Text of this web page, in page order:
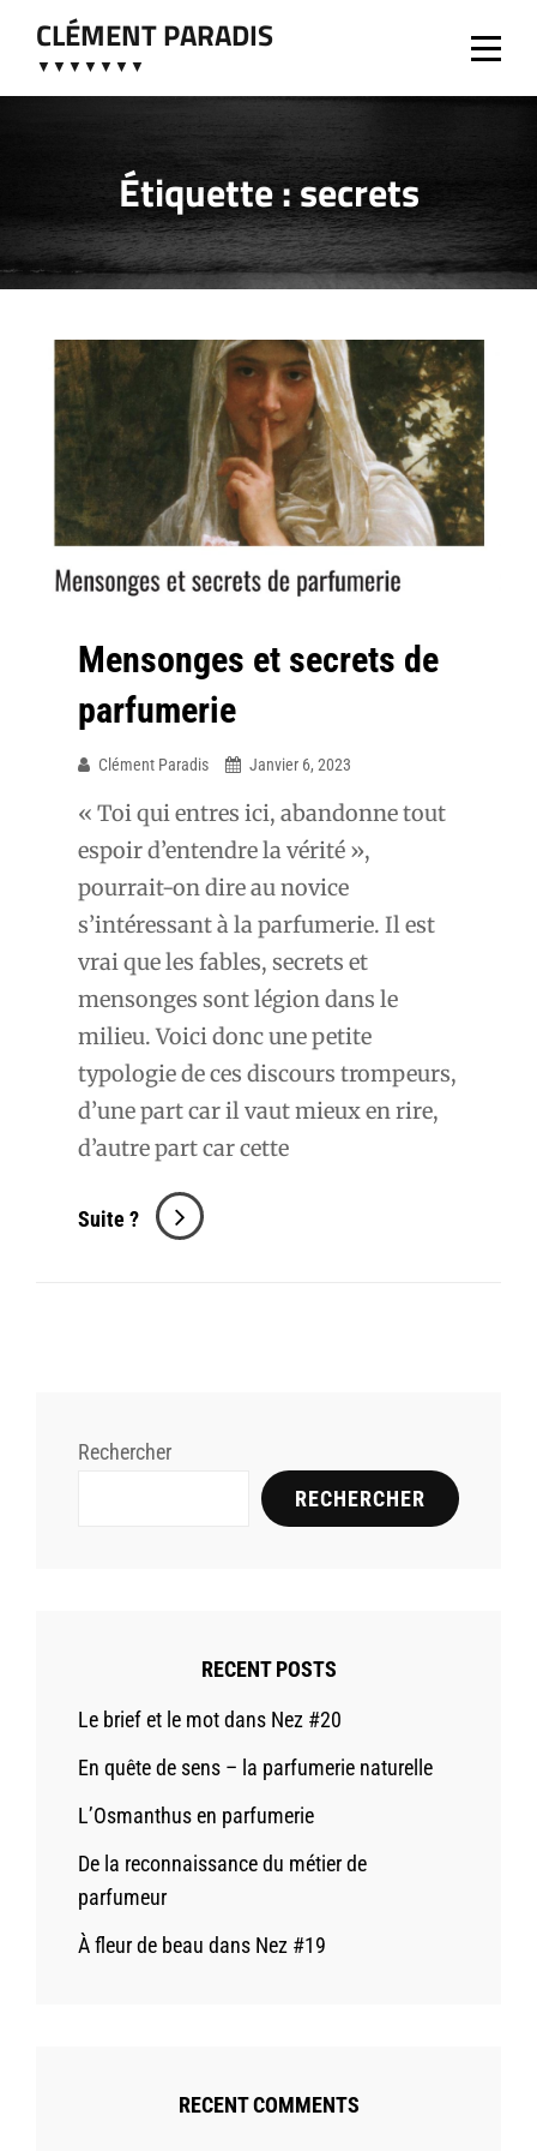
contenu
CLÉMENT PARADIS
▼▼▼▼▼▼▼
Étiquette :secrets
Mensonges et secrets de
parfumerie
Clément Paradis Janvier 6, 2023
« Toi qui entres ici, abandonne tout
espoir d’entendre la vérité »,
pourrait-on dire au novice
s’intéressant à la parfumerie. Il est
vrai que les fables, secrets et
mensonges sont légion dans le
milieu. Voici donc une petite
typologie de ces discours trompeurs,
d’une part car il vaut mieux en rire,
d’autre part car cette
Suite ?Mensonges
Rechercher
RECHERCHER
RECENT POSTS
Le brief et le mot dans Nez #20
En quête de sens – la parfumerie naturelle
L’Osmanthus en parfumerie
De la reconnaissance du métier de
parfumeur
À fleur de beau dans Nez #19
RECENT COMMENTS